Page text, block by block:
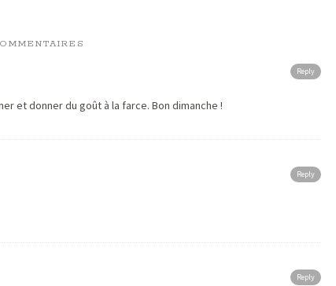
Reply
et donner du goût à la farce. Bon dimanche !
Reply
Reply